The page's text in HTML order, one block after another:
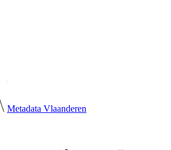
Metadata Vlaanderen